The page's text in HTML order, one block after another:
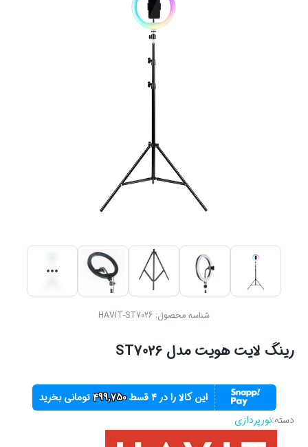
شناسه محصول: HAVIT-ST7026
رینگ لایت هویت مدل ST7026
این کالا را در ۴ قسط 499,750تومانی بخرید
دسته:نورپردازی